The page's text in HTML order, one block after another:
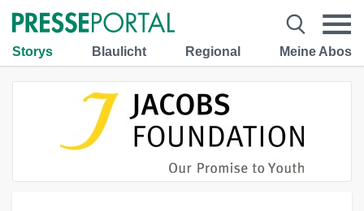
Storys Blaulicht Regional Meine Abos